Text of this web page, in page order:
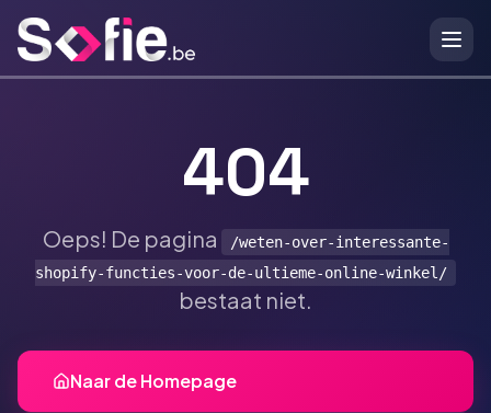
404
Oeps! De pagina
/weten-over-interessante-
shopify-functies-voor-de-ultieme-online-winkel/
bestaat niet.
Naar de Homepage